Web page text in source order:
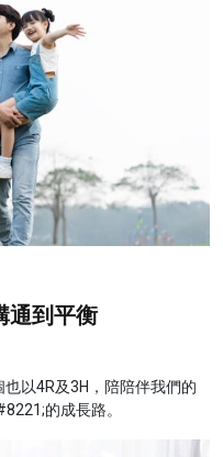
通到平衡
以4R及3H，陪陪伴我們的
的成長路。